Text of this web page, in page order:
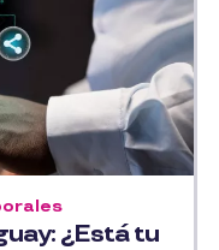
¿Está tu